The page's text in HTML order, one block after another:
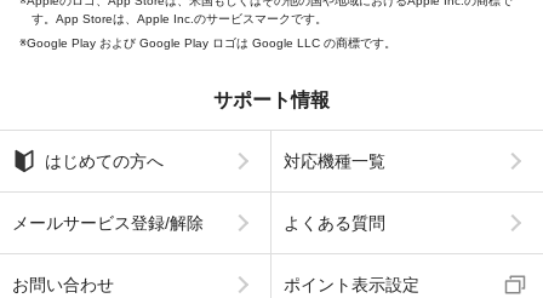
す。App Storeは、Apple Inc.のサービスマークです。
Google Play および Google Play ロゴは Google LLC の商標です。
サポート情報
はじめての方へ 対応機種一覧
メールサービス登録/解除 よくある質問
お問い合わせ ポイント表示設定